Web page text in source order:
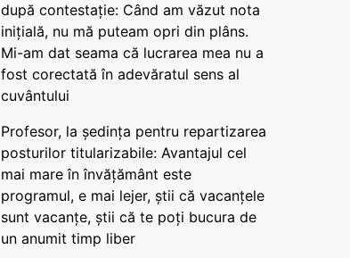
după contestație: Când am văzut nota
inițială, nu mă puteam opri din plâns.
Mi-am dat seama că lucrarea mea nu a
fost corectată în adevăratul sens al
cuvântului
Profesor, la ședința pentru repartizarea
posturilor titularizabile: Avantajul cel
mai mare în învățământ este
programul, e mai lejer, știi că vacanțele
sunt vacanţe, știi că te poți bucura de
un anumit timp liber